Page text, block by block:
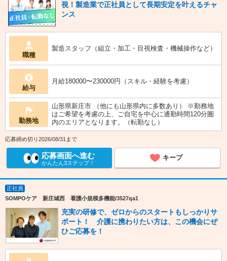
視！製造業で正社員として長期安定を叶えるチャ
ンス
職種
製造スタッフ（組立・加工・目視検査・機械操作など）
給与
月給180000〜230000円（スキル・経験を考慮）
勤務地
山形県新庄市 （他にも山形県内に多数あり） ※勤務地
はご希望を考慮の上、ご自宅を中心に通勤時間120分圏
内のエリアとなります。（転勤なし）
応募締め切り2026/08/31まで
応募画面へ進む
かんたん3ステップ！
キープ
正社員
SOMPOケア 新庄城西 看護小規模多機能/3527qa1
充実の研修で、ゼロからのスタートもしっかりサ
ポート！ 介護に携わりたい方は、この機会にぜ
ひご応募を！